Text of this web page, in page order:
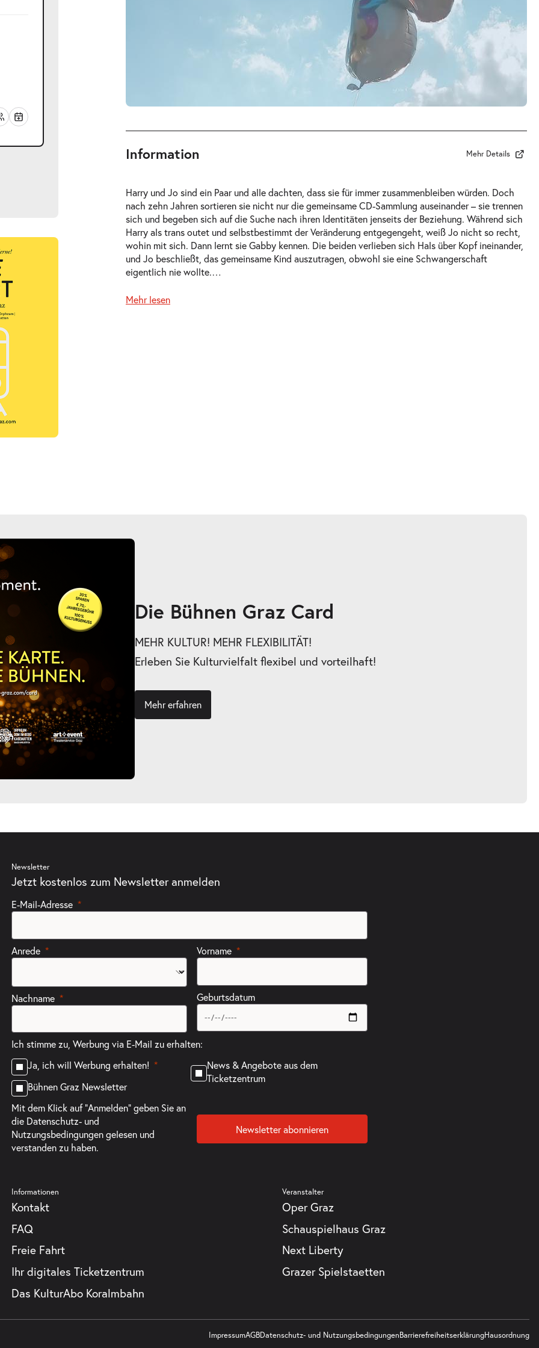
Information Mehr Details
Harry und Jo sind ein Paar und alle dachten, dass sie für immer zusammenbleiben würden. Doch
nach zehn Jahren sortieren sie nicht nur die gemeinsame CD-Sammlung auseinander – sie trennen
sich und begeben sich auf die Suche nach ihren Identitäten jenseits der Beziehung. Während sich
Harry als trans outet und selbstbestimmt der Veränderung entgegengeht, weiß Jo nicht so recht,
wohin mit sich. Dann lernt sie Gabby kennen. Die beiden verlieben sich Hals über Kopf ineinander,
und Jo beschließt, das gemeinsame Kind auszutragen, obwohl sie eine Schwangerschaft
eigentlich nie wollte.…
Mehr lesen
Die Bühnen Graz Card
MEHR KULTUR! MEHR FLEXIBILITÄT!
Erleben Sie Kulturvielfalt flexibel und vorteilhaft!
Mehr erfahren
Newsletter
Jetzt kostenlos zum Newsletter anmelden
E-Mail-Adresse
Anrede
Nachname
Vorname
Geburtsdatum
Ich stimme zu, Werbung via E-Mail zu erhalten:
Ja, ich will Werbung erhalten!
Bühnen Graz Newsletter
News & Angebote aus dem
Ticketzentrum
Mit dem Klick auf "Anmelden" geben Sie an
die Datenschutz- und
Nutzungsbedingungengelesen und
verstanden zu haben.
Newsletter abonnieren
Informationen
Kontakt
FAQ
Freie Fahrt
Ihr digitales Ticketzentrum
Das KulturAbo Koralmbahn
Veranstalter
Oper Graz
Schauspielhaus Graz
Next Liberty
Grazer Spielstaetten
ImpressumAGBDatenschutz- und NutzungsbedingungenBarrierefreiheitserklärungHausordnung